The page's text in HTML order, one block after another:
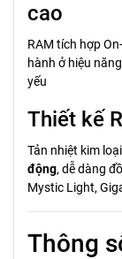
cao
RAM tích hợp
hành ở hiệu
yếu
Thiết kế
Tản nhiệt kim
động, dễ dàng
Mystic Light,
Thông